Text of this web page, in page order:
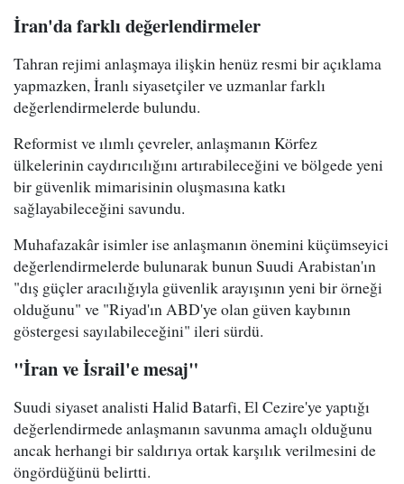
İran'da farklı değerlendirmeler
Tahran rejimi anlaşmaya ilişkin henüz resmi bir açıklama
yapmazken, İranlı siyasetçiler ve uzmanlar farklı
değerlendirmelerde bulundu.
Reformist ve ılımlı çevreler, anlaşmanın Körfez
ülkelerinin caydırıcılığını artırabileceğini ve bölgede yeni
bir güvenlik mimarisinin oluşmasına katkı
sağlayabileceğini savundu.
Muhafazakâr isimler ise anlaşmanın önemini küçümseyici
değerlendirmelerde bulunarak bunun Suudi Arabistan'ın
"dış güçler aracılığıyla güvenlik arayışının yeni bir örneği
olduğunu" ve "Riyad'ın ABD'ye olan güven kaybının
göstergesi sayılabileceğini" ileri sürdü.
"İran ve İsrail'e mesaj"
Suudi siyaset analisti Halid Batarfi, El Cezire'ye yaptığı
değerlendirmede anlaşmanın savunma amaçlı olduğunu
ancak herhangi bir saldırıya ortak karşılık verilmesini de
öngördüğünü belirtti.